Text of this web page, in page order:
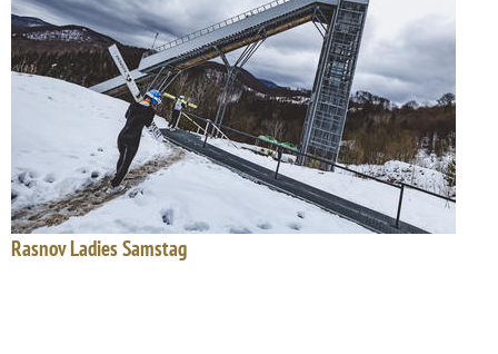
Rasnov Ladies Samstag